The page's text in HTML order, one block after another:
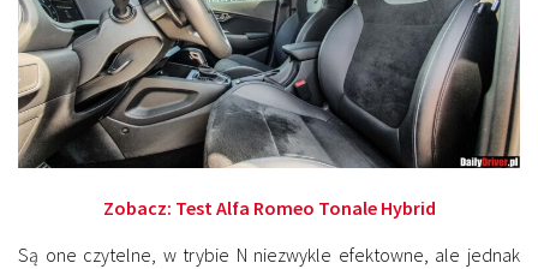
Zobacz: Test Alfa Romeo Tonale Hybrid
Są one czytelne, w trybie N niezwykle efektowne, ale jednak